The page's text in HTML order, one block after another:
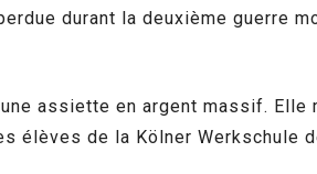
durant la deuxième guerre
assiette en argent massif. Elle
élèves de la Kölner Werkschule